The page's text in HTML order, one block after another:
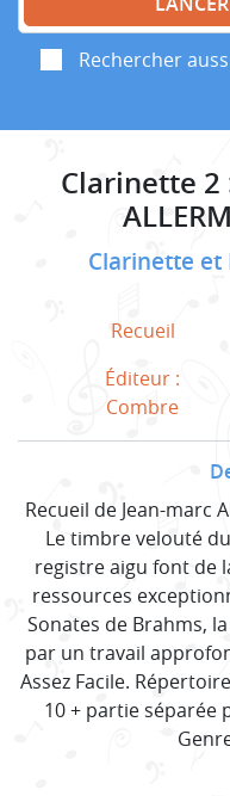
Rechercher
Clarinette 2
Clarinette et
Recueil
Éditeur :
Combre
Recueil de Jean-marc
Le timbre velouté
registre aigu font de
ressources
Sonates de Brahms,
par un travail
Assez Facile.
10 + partie séparée